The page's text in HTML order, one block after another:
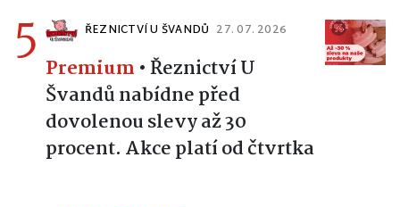
5 ŘEZNICTVÍ U ŠVANDŮ 27. 07. 2026
Premium •Řeznictví U
Švandů nabídne před
dovolenou slevy až 30
procent. Akce platí od čtvrtka